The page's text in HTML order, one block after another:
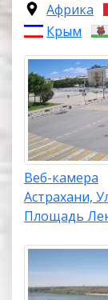
Африка
Крым
Веб-камера
Астрахани,
Площадь